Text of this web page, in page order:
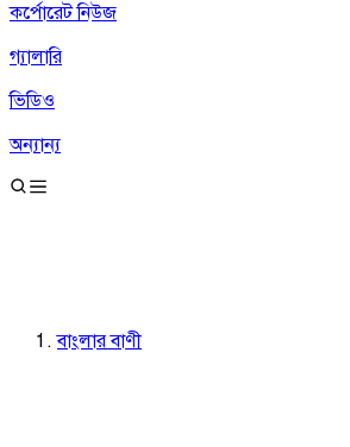
কর্পোরেট নিউজ
গ্যালারি
ভিডিও
অন্যান্য
বাংলার বাণী